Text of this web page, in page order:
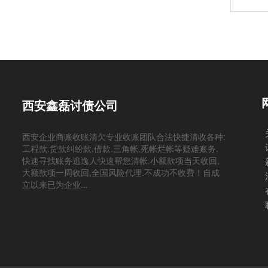
西安鑫磊讨债公司
西安企业商账收账清欠专业收账团队合法快捷清收各种:
工程款.货款纠纷款.借款.三角帐,死帐烂帐等疑难账务.
快速寻找账务逃逸人快速帮您清帐.小额款项当天收回,
大额款项一周收回,全国风险代理.不成功不收费！自成
立以来已为企业...